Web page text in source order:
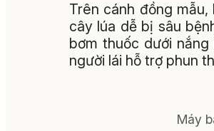
Trên cánh đồng
cây lúa dễ bị sâu
bơm thuốc dưới
người lái hỗ trợ phun
Máy